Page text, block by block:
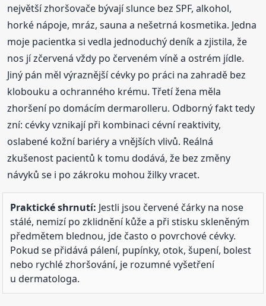
největší zhoršovače bývají slunce bez SPF, alkohol,
horké nápoje, mráz, sauna a nešetrná kosmetika. Jedna
moje pacientka si vedla jednoduchý deník a zjistila, že
nos jí zčervená vždy po červeném víně a ostrém jídle.
Jiný pán měl výraznější cévky po práci na zahradě bez
klobouku a ochranného krému. Třetí žena měla
zhoršení po domácím dermarolleru. Odborný fakt tedy
zní: cévky vznikají při kombinaci cévní reaktivity,
oslabené kožní bariéry a vnějších vlivů. Reálná
zkušenost pacientů k tomu dodává, že bez změny
návyků se i po zákroku mohou žilky vracet.
Praktické shrnutí: Jestli jsou červené čárky na nose
stálé, nemizí po zklidnění kůže a při stisku skleněným
předmětem blednou, jde často o povrchové cévky.
Pokud se přidává pálení, pupínky, otok, šupení, bolest
nebo rychlé zhoršování, je rozumné vyšetření
u dermatologa.